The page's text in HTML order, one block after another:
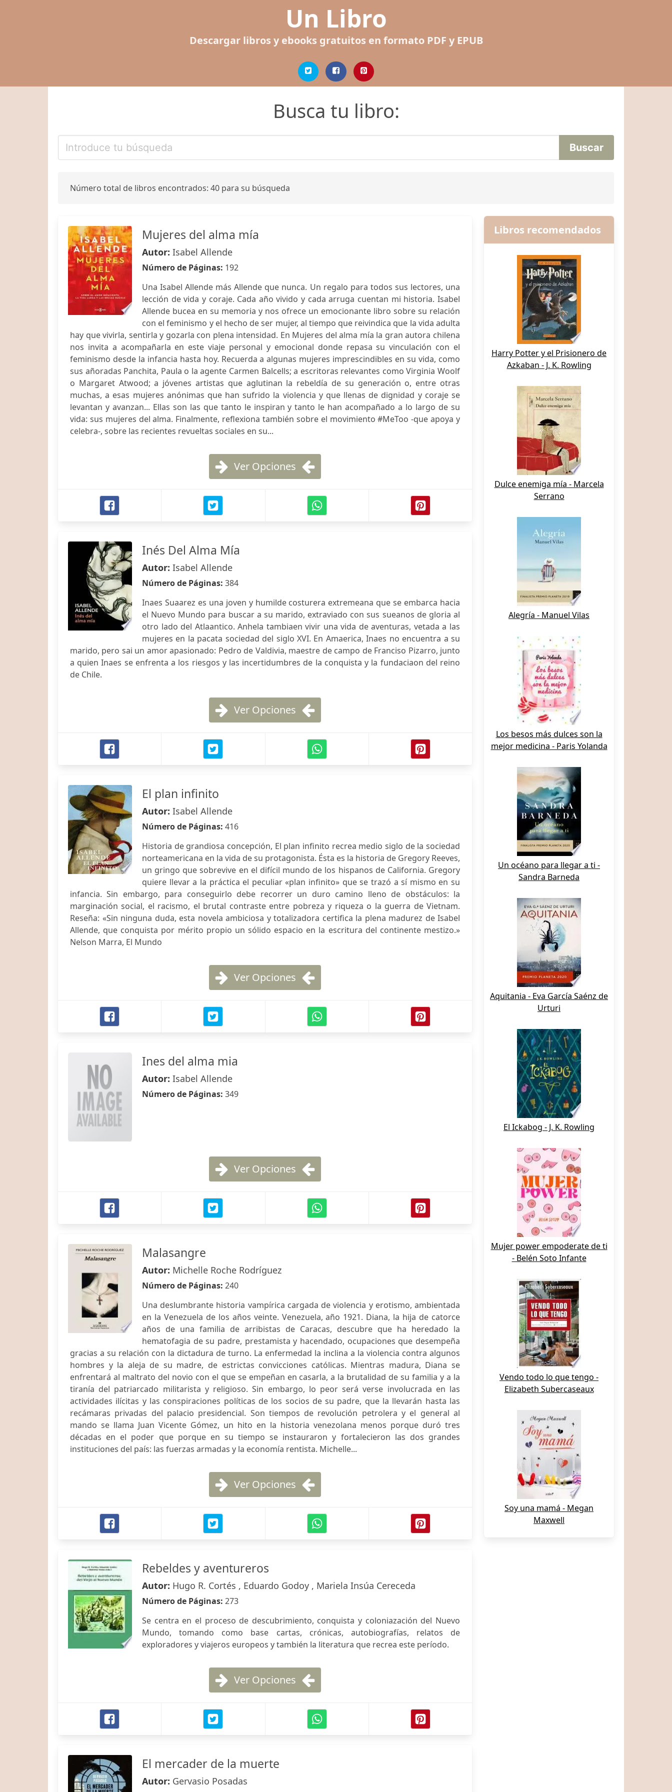
Un Libro
Descargar libros y ebooks gratuitos en formato PDF y EPUB
Busca tu libro:
Número total de libros encontrados: 40 para su búsqueda
Mujeres del alma mía
Autor: Isabel Allende
Número de Páginas: 192
Una Isabel Allende más Allende que nunca. Un regalo para todos sus lectores, una
lección de vida y coraje. Cada año vivido y cada arruga cuentan mi historia. Isabel
Allende bucea en su memoria y nos ofrece un emocionante libro sobre su relación
con el feminismo y el hecho de ser mujer, al tiempo que reivindica que la vida adulta
hay que vivirla, sentirla y gozarla con plena intensidad. En Mujeres del alma mía la gran autora chilena
nos invita a acompañarla en este viaje personal y emocional donde repasa su vinculación con el
feminismo desde la infancia hasta hoy. Recuerda a algunas mujeres imprescindibles en su vida, como
sus añoradas Panchita, Paula o la agente Carmen Balcells; a escritoras relevantes como Virginia Woolf
o Margaret Atwood; a jóvenes artistas que aglutinan la rebeldía de su generación o, entre otras
muchas, a esas mujeres anónimas que han sufrido la violencia y que llenas de dignidad y coraje se
levantan y avanzan... Ellas son las que tanto le inspiran y tanto le han acompañado a lo largo de su
vida: sus mujeres del alma. Finalmente, reflexiona también sobre el movimiento #MeToo -que apoya y
celebra-, sobre las recientes revueltas sociales en su...
Ver Opciones
Inés Del Alma Mía
Autor: Isabel Allende
Número de Páginas: 384
Inaes Suaarez es una joven y humilde costurera extremeana que se embarca hacia
el Nuevo Mundo para buscar a su marido, extraviado con sus sueanos de gloria al
otro lado del Atlaantico. Anhela tambiaen vivir una vida de aventuras, vetada a las
mujeres en la pacata sociedad del siglo XVI. En Amaerica, Inaes no encuentra a su
marido, pero sai un amor apasionado: Pedro de Valdivia, maestre de campo de Franciso Pizarro, junto
a quien Inaes se enfrenta a los riesgos y las incertidumbres de la conquista y la fundaciaon del reino
de Chile.
Ver Opciones
El plan infinito
Autor: Isabel Allende
Número de Páginas: 416
Historia de grandiosa concepción, El plan infinito recrea medio siglo de la sociedad
norteamericana en la vida de su protagonista. Ésta es la historia de Gregory Reeves,
un gringo que sobrevive en el difícil mundo de los hispanos de California. Gregory
quiere llevar a la práctica el peculiar «plan infinito» que se trazó a sí mismo en su
infancia. Sin embargo, para conseguirlo debe recorrer un duro camino lleno de obstáculos: la
marginación social, el racismo, el brutal contraste entre pobreza y riqueza o la guerra de Vietnam.
Reseña: «Sin ninguna duda, esta novela ambiciosa y totalizadora certifica la plena madurez de Isabel
Allende, que conquista por mérito propio un sólido espacio en la escritura del continente mestizo.»
Nelson Marra, El Mundo
Ver Opciones
Ines del alma mia
Autor: Isabel Allende
Número de Páginas: 349
Ver Opciones
Malasangre
Autor: Michelle Roche Rodríguez
Número de Páginas: 240
Una deslumbrante historia vampírica cargada de violencia y erotismo, ambientada
en la Venezuela de los años veinte. Venezuela, año 1921. Diana, la hija de catorce
años de una familia de arribistas de Caracas, descubre que ha heredado la
hematofagia de su padre, prestamista y hacendado, ocupaciones que desempeña
gracias a su relación con la dictadura de turno. La enfermedad la inclina a la violencia contra algunos
hombres y la aleja de su madre, de estrictas convicciones católicas. Mientras madura, Diana se
enfrentará al maltrato del novio con el que se empeñan en casarla, a la brutalidad de su familia y a la
tiranía del patriarcado militarista y religioso. Sin embargo, lo peor será verse involucrada en las
actividades ilícitas y las conspiraciones políticas de los socios de su padre, que la llevarán hasta las
recámaras privadas del palacio presidencial. Son tiempos de revolución petrolera y el general al
mando se llama Juan Vicente Gómez, un hito en la historia venezolana menos porque duró tres
décadas en el poder que porque en su tiempo se instauraron y fortalecieron las dos grandes
instituciones del país: las fuerzas armadas y la economía rentista. Michelle...
Ver Opciones
Rebeldes y aventureros
Autor: Hugo R. Cortés , Eduardo Godoy , Mariela Insúa Cereceda
Número de Páginas: 273
Se centra en el proceso de descubrimiento, conquista y coloniazación del Nuevo
Mundo, tomando como base cartas, crónicas, autobiografías, relatos de
exploradores y viajeros europeos y también la literatura que recrea este período.
Ver Opciones
El mercader de la muerte
Autor: Gervasio Posadas
Libros recomendados
Harry Potter y el Prisionero de
Azkaban - J. K. Rowling
Dulce enemiga mía - Marcela
Serrano
Alegría - Manuel Vilas
Los besos más dulces son la
mejor medicina - Paris Yolanda
Un océano para llegar a ti -
Sandra Barneda
Aquitania - Eva García Saénz de
Urturi
El Ickabog - J. K. Rowling
Mujer power empoderate de ti
- Belén Soto Infante
Vendo todo lo que tengo -
Elizabeth Subercaseaux
Soy una mamá - Megan
Maxwell